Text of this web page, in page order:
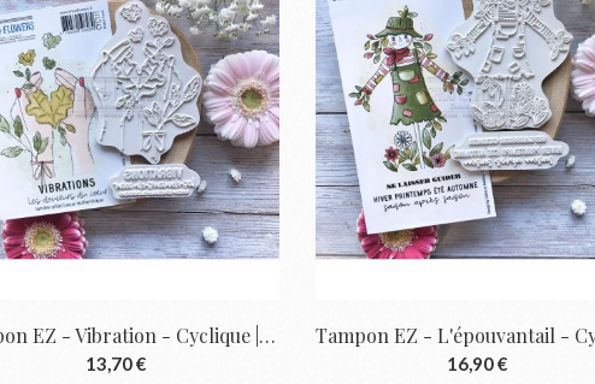
Tampon EZ - Vibration - Cyclique | Chou &...
13,70 € 16,90 €